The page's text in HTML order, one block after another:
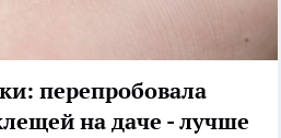
перепробовала
на даче - лучше